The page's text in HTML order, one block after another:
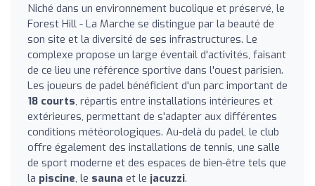
Niché dans un environnement bucolique et préservé, le
Forest Hill - La Marche se distingue par la beauté de
son site et la diversité de ses infrastructures. Le
complexe propose un large éventail d'activités, faisant
de ce lieu une référence sportive dans l'ouest parisien.
Les joueurs de padel bénéficient d'un parc important de
18 courts, répartis entre installations intérieures et
extérieures, permettant de s'adapter aux différentes
conditions météorologiques. Au-delà du padel, le club
offre également des installations de tennis, une salle
de sport moderne et des espaces de bien-être tels que
la piscine, le sauna et le jacuzzi.